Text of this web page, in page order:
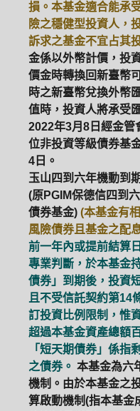
損。本基金適合能承
險之穩健型投資人，
訴求之基金不宜占其
金係以外幣計價，投
價金時轉換回新臺幣
時之新臺幣兌換外幣
值時，投資人將承受
2022年3月8日經金管
位非投資等級債券基
4日。
玉山四到六年機動到
(原PGIM保德信四到
債券基金) (本基金有
風險債券且基金之配
前一年內或提前結算
專業判斷，於本基金
債券」到期後，投資
且不受信託契約第14
訂投資比例限制，惟
超過本基金資產總額
「短天期債券」係指
之債券。 本基金為六
機制。由於本基金之
算啟動機制(指本基金